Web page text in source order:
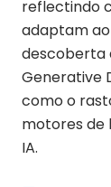
reflectindo
adaptam
descoberta
Generative
como o
motores de
IA.